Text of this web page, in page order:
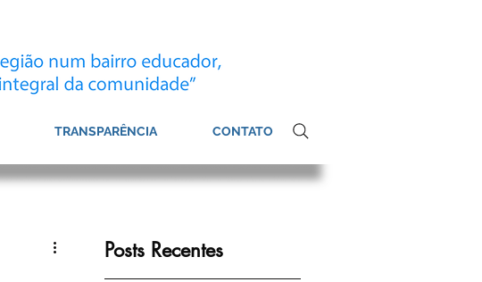
TRANSPARÊNCIA CONTATO
Posts Recentes